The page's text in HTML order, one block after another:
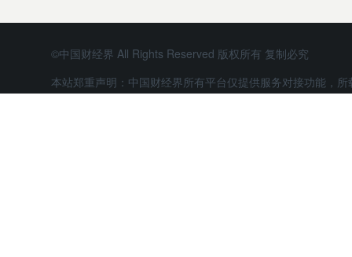
©中国财经界 All Rights Reserved 版权所有 复制必究
本站郑重声明：中国财经界所有平台仅提供服务对接功能，